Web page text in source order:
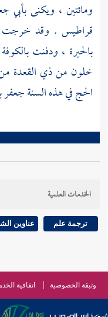
ومائتين ، ويكنىبأبي
قراطيس . وقد خرجت
بالحيرة ، ودفنتبالكوفة
خلون من ذي القعدة
الحج في هذه السنةجعفر
الخدمات العلمية
ترجمة علم عناوين
وثيقة الخصوصية اتفاقية